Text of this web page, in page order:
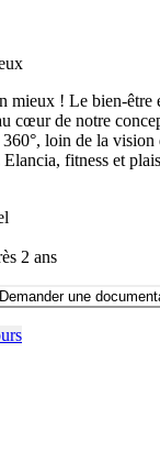
mieux ! Le bien-être
cœur de notre
loin de la vision
fitness et
2 ans
Demander une